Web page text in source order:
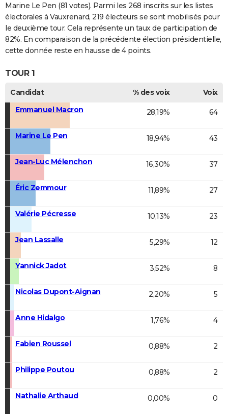
Marine Le Pen (81 votes). Parmi les 268 inscrits sur les listes
électorales à Vauxrenard, 219 électeurs se sont mobilisés pour
le deuxième tour. Cela représente un taux de participation de
82%. En comparaison de la précédente élection présidentielle,
cette donnée reste en hausse de 4 points.
TOUR 1
Candidat % des voix
Voix
Emmanuel Macron
28,19% 64
Marine Le Pen 18,94% 43
Jean-Luc Mélenchon 16,30% 37
Éric Zemmour 11,89% 27
Valérie Pécresse 10,13% 23
Jean Lassalle 5,29% 12
Yannick Jadot 3,52% 8
Nicolas Dupont-Aignan 2,20% 5
Anne Hidalgo 1,76% 4
Fabien Roussel 0,88% 2
Philippe Poutou 0,88% 2
Nathalie Arthaud 0,00% 0